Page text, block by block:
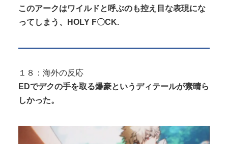
このアークはワイルドと呼ぶのも控え目な表現にな
ってしまう、HOLY F〇CK.
１８：海外の反応
EDでデクの手を取る爆豪というディテールが素晴ら
しかった。